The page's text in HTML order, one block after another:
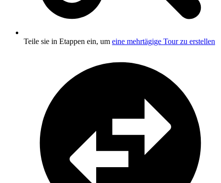
Teile sie in Etappen ein, um eine mehrtägige Tour zu erstellen